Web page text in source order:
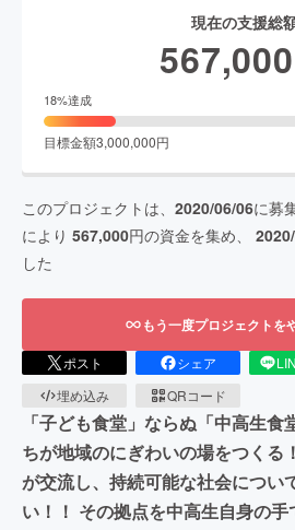
現在の支援総
567,000
18%達成
目標金額3,000,000円
このプロジェクトは、 2020/06/06に募
により 567,000円の資金を集め、
した
もう一度プロジェクトを
ポスト シェア
埋め込み
QRコード
「子ども食堂」ならぬ「中高生
ちが地域のにぎわいの場をつくる
が交流し、持続可能な社会につい
い！！ その拠点を中高生自身の手